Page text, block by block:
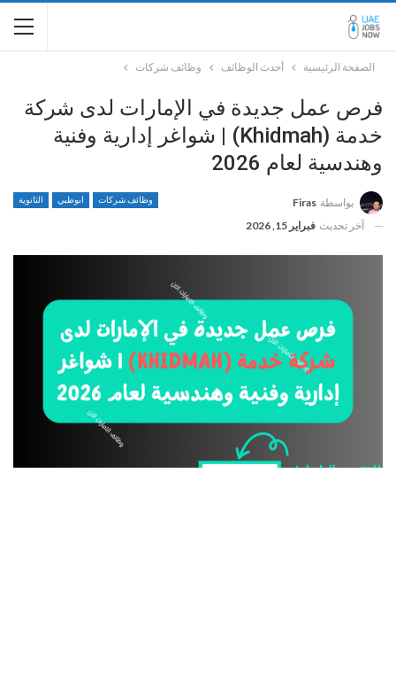
الصفحة الرئيسية أحدث الوظائف وظائف شركات
فرص عمل جديدة في الإمارات لدى شركة
خدمة (Khidmah) | شواغر إدارية وفنية
وهندسية لعام 2026
وظائف شركات ابوظبي الثانوية بواسطة Firas
آخر تحديث فبراير 15, 2026